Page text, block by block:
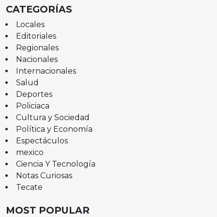
CATEGORÍAS
Locales
Editoriales
Regionales
Nacionales
Internacionales
Salud
Deportes
Policiaca
Cultura y Sociedad
Política y Economía
Espectáculos
mexico
Ciencia Y Tecnología
Notas Curiosas
Tecate
MOST POPULAR